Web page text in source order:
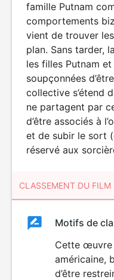
famille Putnam
comportements
vient de trouver
plan. Sans tarder,
les filles Putnam
soupçonnées
collective s’étend
ne partagent par
d’être associés à
et de subir le sort
réservé aux
CLASSEMENT DU FILM
ClassementClassement
Motifs de
Cette œuvre
américaine,
d’être